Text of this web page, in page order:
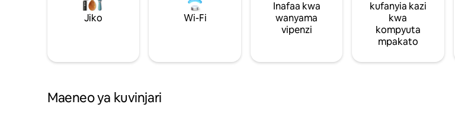
Jiko Wi-Fi
Inafaa kwa
wanyama
vipenzi
kufanyia kazi
kwa
kompyuta
mpakato
Maeneo ya kuvinjari